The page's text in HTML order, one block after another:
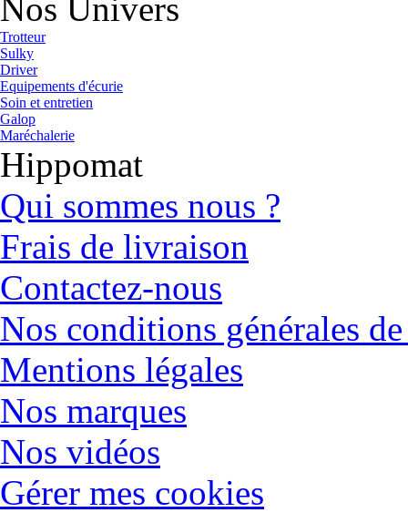
Nos Univers
Trotteur
Sulky
Driver
Equipements d'écurie
Soin et entretien
Galop
Maréchalerie
Hippomat
Qui sommes nous ?
Frais de livraison
Contactez-nous
Nos conditions générales
Mentions légales
Nos marques
Nos vidéos
Gérer mes cookies